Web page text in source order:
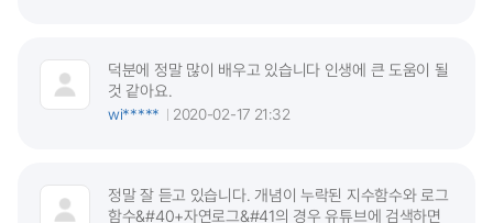
덕분에 정말 많이 배우고 있습니다 인생에 큰 도움이 될
것 같아요.
wi*****
2020-02-17 21:32
정말 잘 듣고 있습니다. 개념이 누락된 지수함수와 로그
함수&#40+자연로그&#41의 경우 유튜브에 검색하면